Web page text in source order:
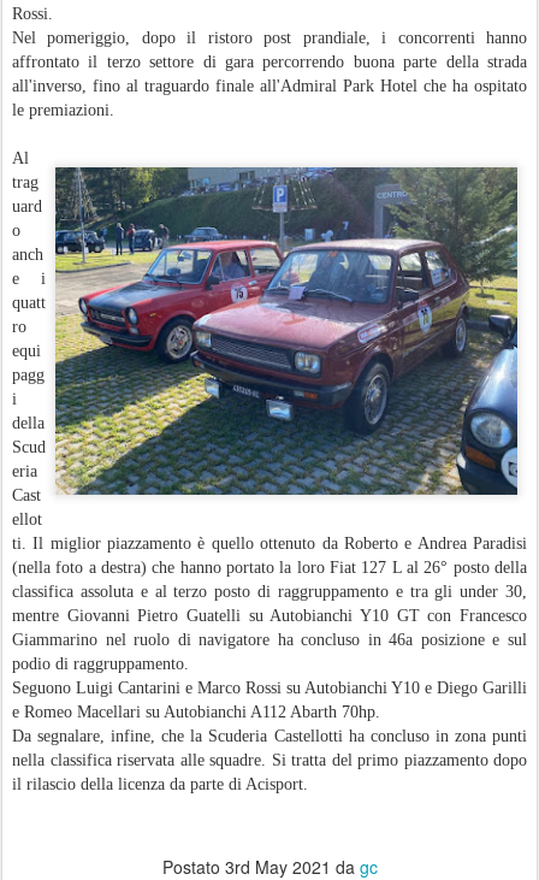
Rossi.
Nel pomeriggio, dopo il ristoro post prandiale, i concorrenti hanno
affrontato il terzo settore di gara percorrendo buona parte della strada
all'inverso, fino al traguardo finale all'Admiral Park Hotel che ha ospitato
le premiazioni.
Al
trag
uard
o
anch
e i
quatt
ro
equi
pagg
i
della
Scud
eria
Cast
ellot
ti. Il miglior piazzamento è quello ottenuto da Roberto e Andrea Paradisi
(nella foto a destra) che hanno portato la loro Fiat 127 L al 26° posto della
classifica assoluta e al terzo posto di raggruppamento e tra gli under 30,
mentre Giovanni Pietro Guatelli su Autobianchi Y10 GT con Francesco
Giammarino nel ruolo di navigatore ha concluso in 46a posizione e sul
podio di raggruppamento.
Seguono Luigi Cantarini e Marco Rossi su Autobianchi Y10 e Diego Garilli
e Romeo Macellari su Autobianchi A112 Abarth 70hp.
Da segnalare, infine, che la Scuderia Castellotti ha concluso in zona punti
nella classifica riservata alle squadre. Si tratta del primo piazzamento dopo
il rilascio della licenza da parte di Acisport.
Postato 3rd May 2021 da gc